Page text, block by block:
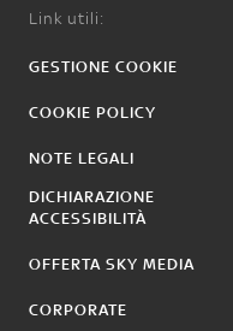
Link utili:
GESTIONE COOKIE
COOKIE POLICY
NOTE LEGALI
DICHIARAZIONE
ACCESSIBILITÀ
OFFERTA SKY MEDIA
CORPORATE